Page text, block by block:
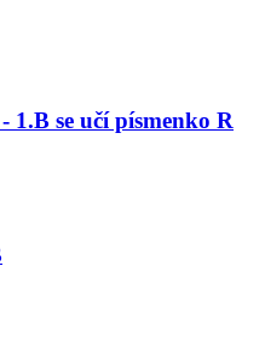
1.B se učí písmenko R